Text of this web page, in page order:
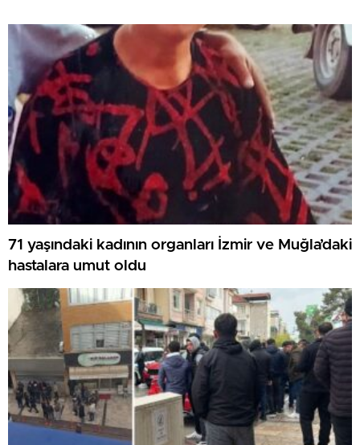
71 yaşındaki kadının organları İzmir ve Muğla’daki
hastalara umut oldu